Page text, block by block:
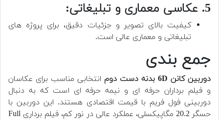
5. عکاسی معماری و تبلیغاتی:
کیفیت بالای تصویر و جزئیات دقیق، برای پروژه های
تبلیغاتی و معماری عالی است.
جمع بندی
دوربین کانن 6D بدنه دست دوم
انتخابی مناسب برای عکاسان
و فیلم برداران حرفه ای و نیمه حرفه ای است که به دنبال
دوربینی فول فریم با قیمت اقتصادی هستند. این دوربین با
حسگر 20.2 مگاپیکسلی، عملکرد عالی در نور کم، فیلم برداری Full